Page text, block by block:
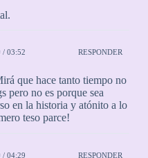
/ 03:52 RESPONDER
que hace tanto tiempo no
pero no es porque sea
en la historia y atónito a lo
teso parce!
/ 04:29 RESPONDER